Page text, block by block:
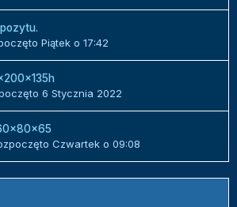
Piątek o 17:42
6 Stycznia 2022
Czwartek o 09:08